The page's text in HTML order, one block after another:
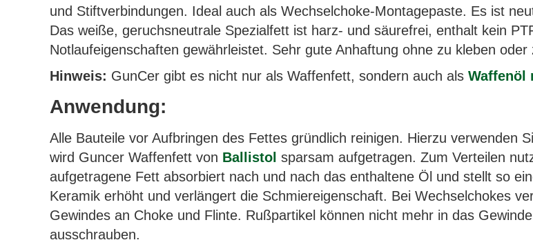
und Stiftverbindungen. Ideal auch als Wechselchoke-Montagepaste. Es ist
Das weiße, geruchsneutrale Spezialfett ist harz- und säurefrei, enthalt kein
Notlaufeigenschaften gewährleistet. Sehr gute Anhaftung ohne zu kleben oder
Hinweis: GunCer gibt es nicht nur als Waffenfett, sondern auch als Waffenöl
Anwendung:
Alle Bauteile vor Aufbringen des Fettes gründlich reinigen. Hierzu verwenden
wird Guncer Waffenfett von Ballistol sparsam aufgetragen. Zum Verteilen
aufgetragene Fett absorbiert nach und nach das enthaltene Öl und stellt so
Keramik erhöht und verlängert die Schmiereigenschaft. Bei Wechselchokes
Gewindes an Choke und Flinte. Rußpartikel können nicht mehr in das
ausschrauben.